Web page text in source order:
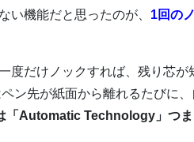
い機能だと思ったのが、 1回の
度だけノックすれば、残り芯
ン先が紙面から離れるたびに
「Automatic Technology」つ